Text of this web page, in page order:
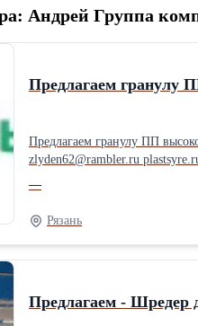
Андрей Группа
Предлагаем гранулу
Предлагаем гранулу ПП
—
Рязань
Предлагаем - Шредер